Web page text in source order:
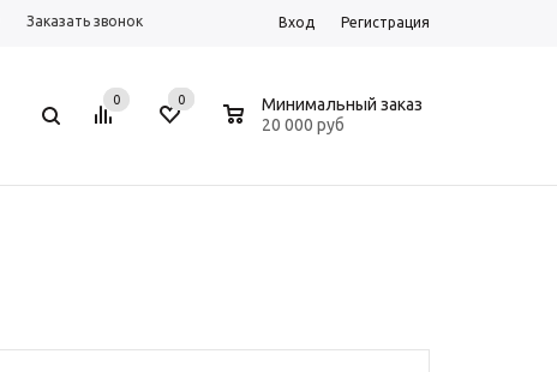
Заказать звонок Вход Регистрация
0 0
Минимальный заказ
20 000 руб